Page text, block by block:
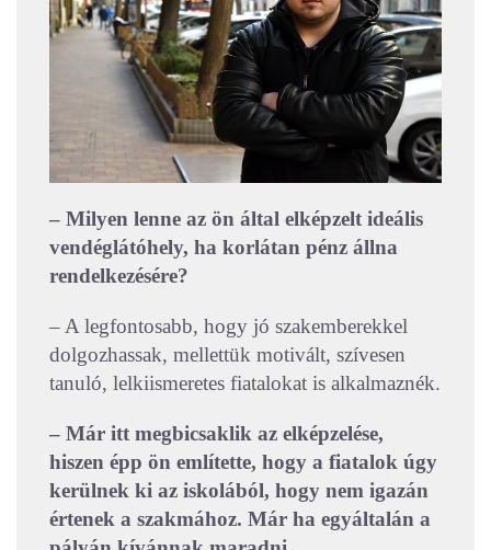
– Milyen lenne az ön által elképzelt ideális
vendéglátóhely, ha korlátan pénz állna
rendelkezésére?
– A legfontosabb, hogy jó szakemberekkel
dolgozhassak, mellettük motivált, szívesen
tanuló, lelkiismeretes fiatalokat is alkalmaznék.
– Már itt megbicsaklik az elképzelése,
hiszen épp ön említette, hogy a fiatalok úgy
kerülnek ki az iskolából, hogy nem igazán
értenek a szakmához. Már ha egyáltalán a